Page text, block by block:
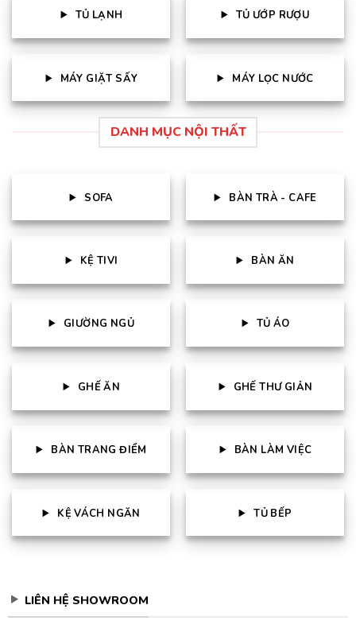
TỦ LẠNH TỦ ƯỚP RƯỢU
MÁY GIẶT SẤY MÁY LỌC NƯỚC
DANH MỤC NỘI THẤT
SOFA BÀN TRÀ - CAFE
KỆ TIVI BÀN ĂN
GIƯỜNG NGỦ TỦ ÁO
GHẾ ĂN GHẾ THƯ GIẢN
BÀN TRANG ĐIỂM BÀN LÀM VIỆC
KỆ VÁCH NGĂN TỦ BẾP
LIÊN HỆ SHOWROOM